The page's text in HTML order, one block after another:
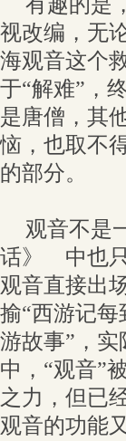
视改编，无
海观音这个
于“解难”，
是唐僧，其
恼，也取不
的部分。
观音不是
话》 中也
观音直接出
揄“西游记
游故事”，
中，“观音”
之力，但已
观音的功能